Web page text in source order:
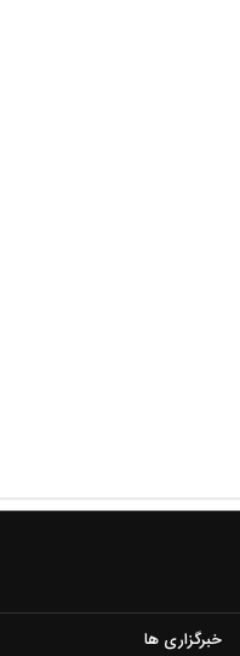
خبرگزاری ها